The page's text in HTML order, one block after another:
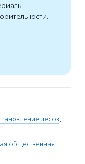
лесов,
общественная